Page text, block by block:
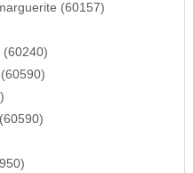
(60157)
(60240)